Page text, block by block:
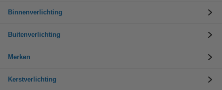
Binnenverlichting
Buitenverlichting
Merken
Kerstverlichting